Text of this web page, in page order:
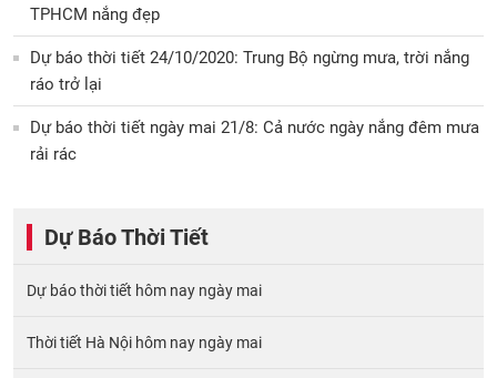
TPHCM nắng đẹp
Dự báo thời tiết 24/10/2020: Trung Bộ ngừng mưa, trời nắng
ráo trở lại
Dự báo thời tiết ngày mai 21/8: Cả nước ngày nắng đêm mưa
rải rác
Dự Báo Thời Tiết
Dự báo thời tiết hôm nay ngày mai
Thời tiết Hà Nội hôm nay ngày mai